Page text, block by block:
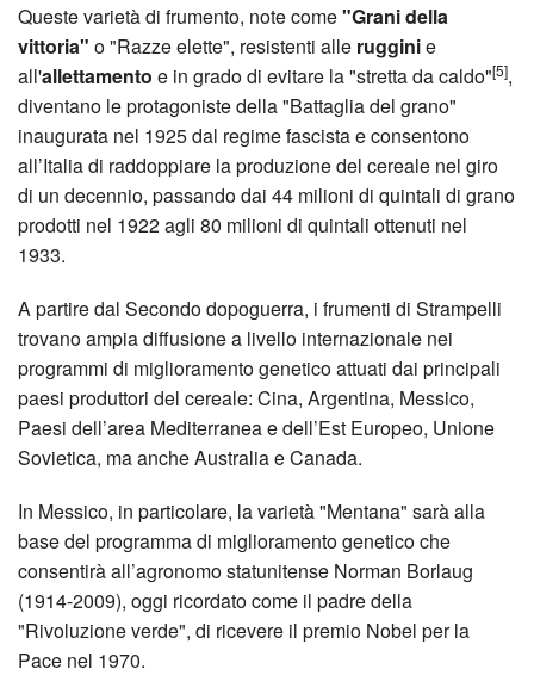
Queste varietà di frumento, note come"Grani della
vittoria" o "Razze elette", resistenti alle rugginie
all'allettamento e in grado di evitare la "stretta da caldo"[5],
diventano le protagoniste della "Battaglia del grano"
inaugurata nel 1925 dal regime fascista e consentono
all’Italia di raddoppiare la produzione del cereale nel giro
di un decennio, passando dai 44 milioni di quintali di grano
prodotti nel 1922 agli 80 milioni di quintali ottenuti nel
1933.
A partire dal Secondo dopoguerra, i frumenti di Strampelli
trovano ampia diffusione a livello internazionale nei
programmi di miglioramento genetico attuati dai principali
paesi produttori del cereale: Cina, Argentina, Messico,
Paesi dell’area Mediterranea e dell’Est Europeo, Unione
Sovietica, ma anche Australia e Canada.
In Messico, in particolare, la varietà "Mentana" sarà alla
base del programma di miglioramento genetico che
consentirà all’agronomo statunitense Norman Borlaug
(1914-2009), oggi ricordato come il padre della
"Rivoluzione verde", di ricevere il premio Nobel per la
Pace nel 1970.